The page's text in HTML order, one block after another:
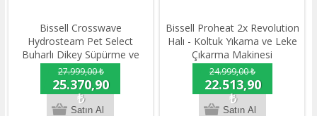
Bissell Crosswave
Hydrosteam Pet Select
Buharlı Dikey Süpürme ve
Silme Makinesi
27.999,00 ₺
25.370,90
₺
Bissell Proheat 2x Revolution
Halı - Koltuk Yıkama ve Leke
Çıkarma Makinesi
24.999,00 ₺
22.513,90
₺